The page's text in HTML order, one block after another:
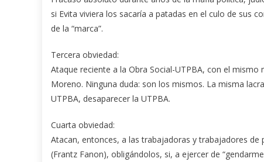
si Evita viviera los sacaría a patadas en el culo de sus
de la “marca”.
Tercera obviedad:
Ataque reciente a la Obra Social-UTPBA, con el
Moreno. Ninguna duda: son los mismos. La misma
UTPBA, desaparecer la UTPBA.
Cuarta obviedad:
Atacan, entonces, a las trabajadoras y trabajadores
(Frantz Fanon), obligándolos, si, a ejercer de